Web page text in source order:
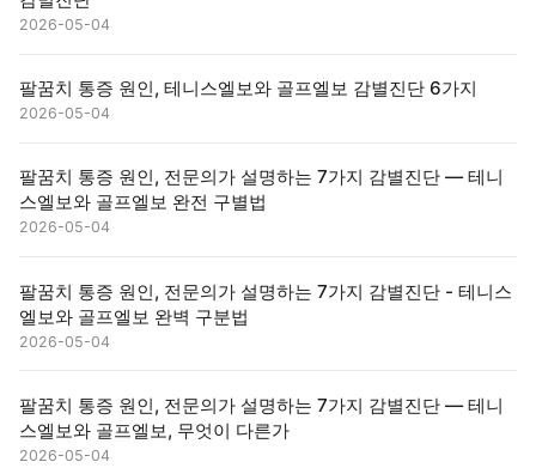
2026-05-04
팔꿈치 통증 원인, 테니스엘보와 골프엘보 감별진단 6가지
2026-05-04
팔꿈치 통증 원인, 전문의가 설명하는 7가지 감별진단 — 테니
스엘보와 골프엘보 완전 구별법
2026-05-04
팔꿈치 통증 원인, 전문의가 설명하는 7가지 감별진단 - 테니스
엘보와 골프엘보 완벽 구분법
2026-05-04
팔꿈치 통증 원인, 전문의가 설명하는 7가지 감별진단 — 테니
스엘보와 골프엘보, 무엇이 다른가
2026-05-04